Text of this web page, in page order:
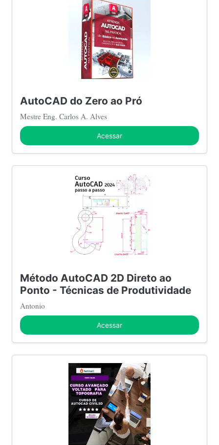
AutoCAD do Zero ao Pró
Mestre Eng. Carlos A. Alves
Acessar
Método AutoCAD 2D Direto ao
Ponto - Técnicas de Produtividade
Antonio
Acessar